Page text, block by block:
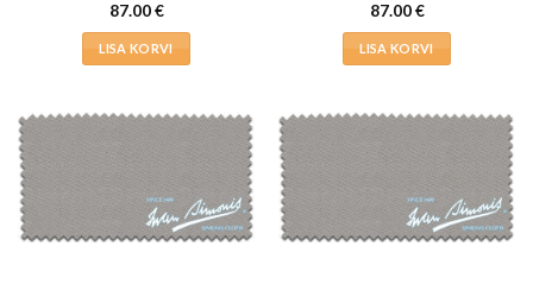
87.00€
LISA KORVI
87.00€
LISA KORVI